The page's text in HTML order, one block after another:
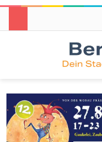
Skin umschalten